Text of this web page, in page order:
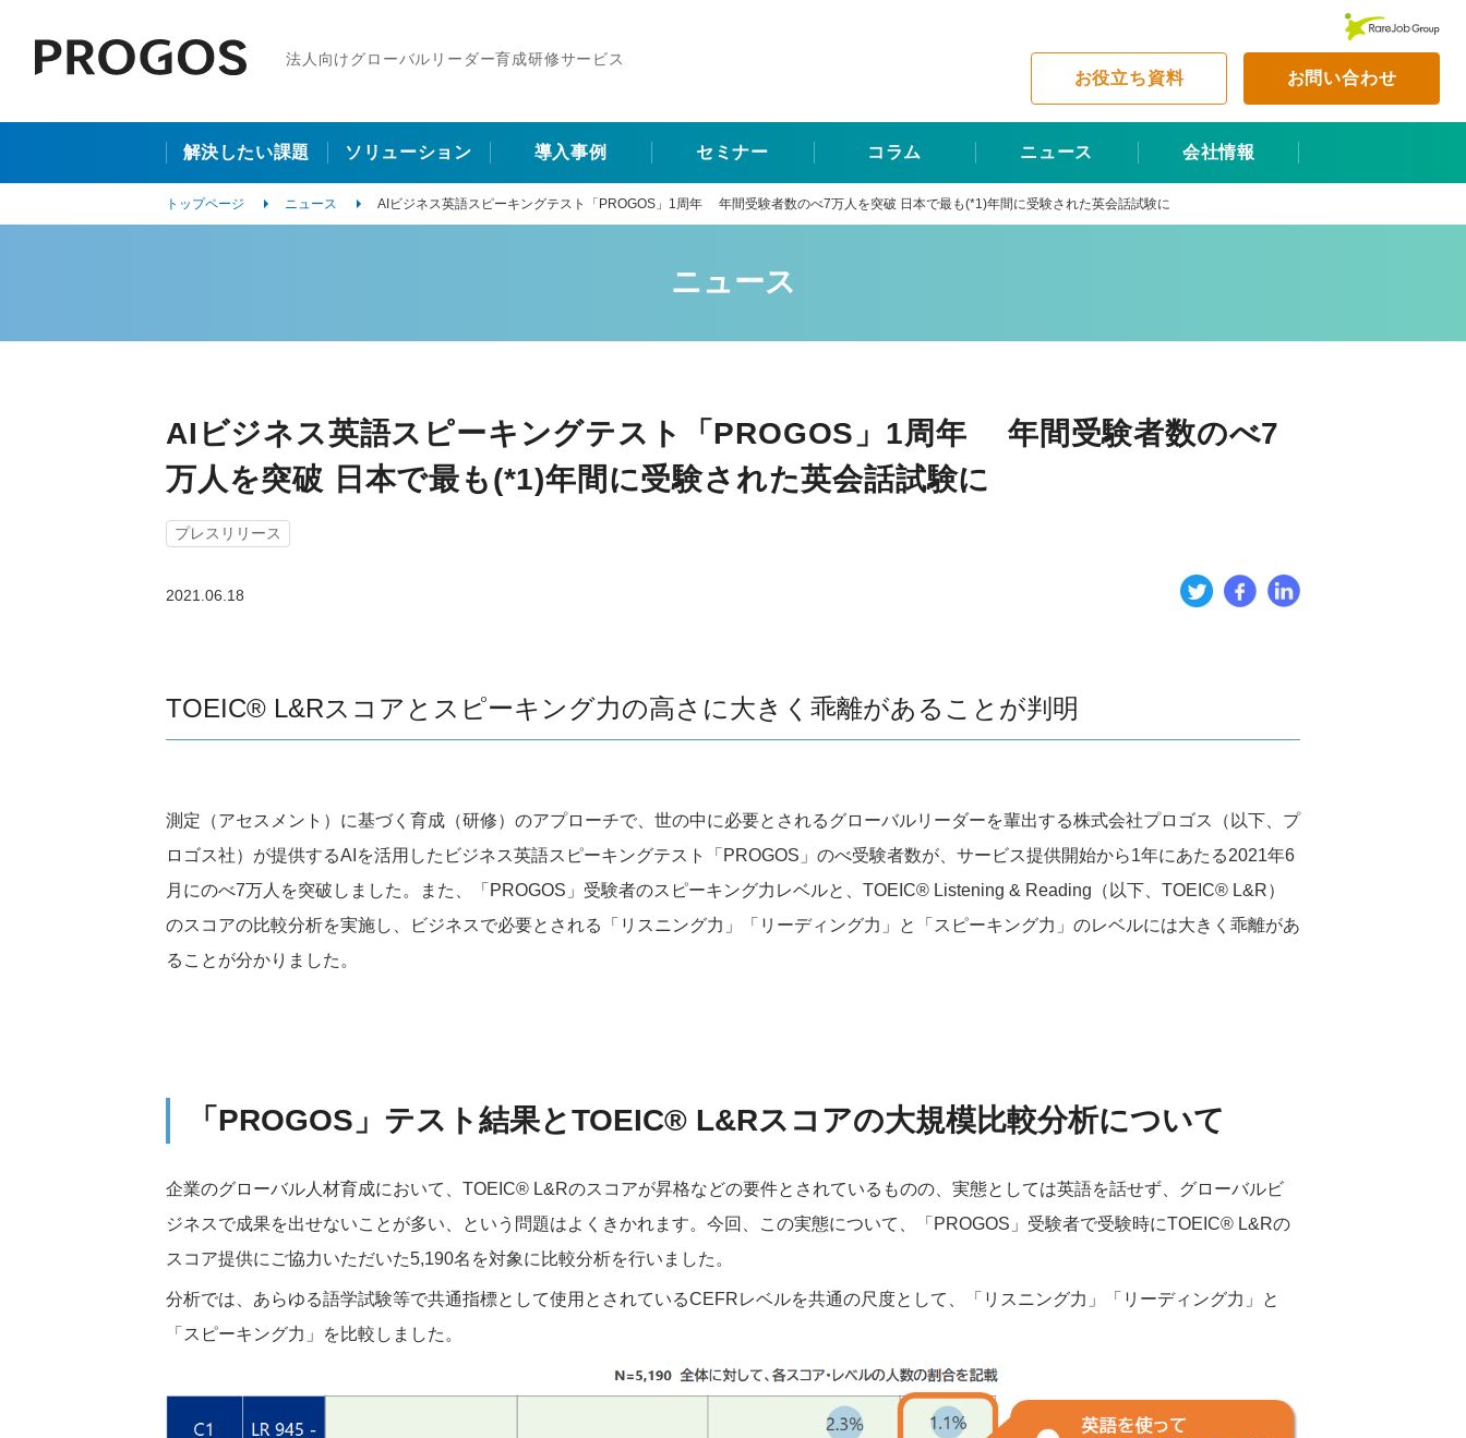
法人向けグローバルリーダー育成研修サービス
お役立ち資料 お問い合わせ
解決したい課題 ソリューション 導入事例 セミナー コラム ニュース 会社情報
トップページ ニュース AIビジネス英語スピーキングテスト「PROGOS」1周年 年間受験者数のべ7万人を突破 日本で最も(*1)年間に受験された英会話試験に
ニュース
AIビジネス英語スピーキングテスト「PROGOS」1周年 年間受験者数のべ7
万人を突破 日本で最も(*1)年間に受験された英会話試験に
プレスリリース
2021.06.18
TOEIC® L&Rスコアとスピーキング力の高さに大きく乖離があることが判明
測定（アセスメント）に基づく育成（研修）のアプローチで、世の中に必要とされるグローバルリーダーを輩出する株式会社プロゴス（以下、プ
ロゴス社）が提供するAIを活用したビジネス英語スピーキングテスト「PROGOS」のべ受験者数が、サービス提供開始から1年にあたる2021年6
月にのべ7万人を突破しました。また、「PROGOS」受験者のスピーキング力レベルと、TOEIC® Listening & Reading（以下、TOEIC® L&R）
のスコアの比較分析を実施し、ビジネスで必要とされる「リスニング力」「リーディング力」と「スピーキング力」のレベルには大きく乖離があ
ることが分かりました。
「PROGOS」テスト結果とTOEIC® L&Rスコアの大規模比較分析について
企業のグローバル人材育成において、 TOEIC® L&Rのスコアが昇格などの要件とされているものの、実態としては英語を話せず、グローバルビ
ジネスで成果を出せないことが多い、という問題はよくきかれます。今回、この実態について、「 PROGOS 」受験者で受験時にTOEIC® L&Rの
スコア提供にご協力いただいた5,190名を対象に比較分析を行いました。
分析では、あらゆる語学試験等で共通指標として使用とされているCEFRレベルを共通の尺度として、「リスニング力」「リーディング力」と
「スピーキング力」を比較しました。